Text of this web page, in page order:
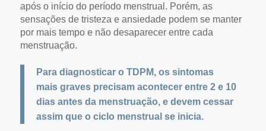
após o início do período menstrual. Porém, as
sensações de tristeza e ansiedade podem se manter
por mais tempo e não desaparecer entre cada
menstruação.
Para diagnosticar o TDPM, os sintomas
mais graves precisam acontecer entre 2 e 10
dias antes da menstruação, e devem cessar
assim que o ciclo menstrual se inicia.